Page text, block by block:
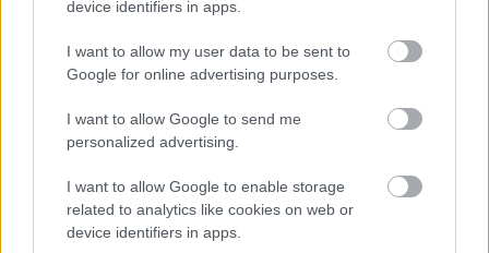
device identifiers in apps.
I want to allow my user data to be sent to
Google for online advertising purposes.
I want to allow Google to send me
personalized advertising.
I want to allow Google to enable storage
related to analytics like cookies on web or
device identifiers in apps.
ENERGIATAKARÉKOSSÁG: KORÁBBAN KEZDŐDIK
MÉRKŐZÉSE
Az energiaellátás tehermentesítése érdekében másfél órával
előrébb hozták a Brest Bretagne Handball elleni találkozó
kezdését.